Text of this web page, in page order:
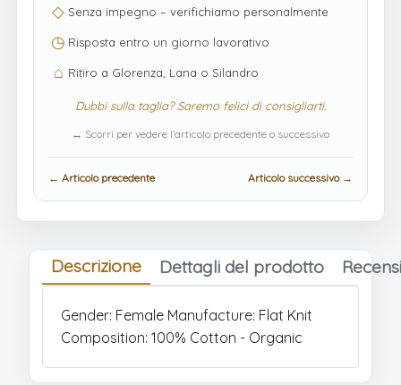
◇ Senza impegno – verifichiamo personalmente
◷ Risposta entro un giorno lavorativo
⌂ Ritiro a Glorenza, Lana o Silandro
Dubbi sulla taglia? Saremo felici di consigliarti.
↔ Scorri per vedere l’articolo precedente o successivo
← Articolo precedente Articolo successivo →
Descrizione Dettagli del prodotto
Gender: Female Manufacture: Flat Knit
Composition: 100% Cotton - Organic